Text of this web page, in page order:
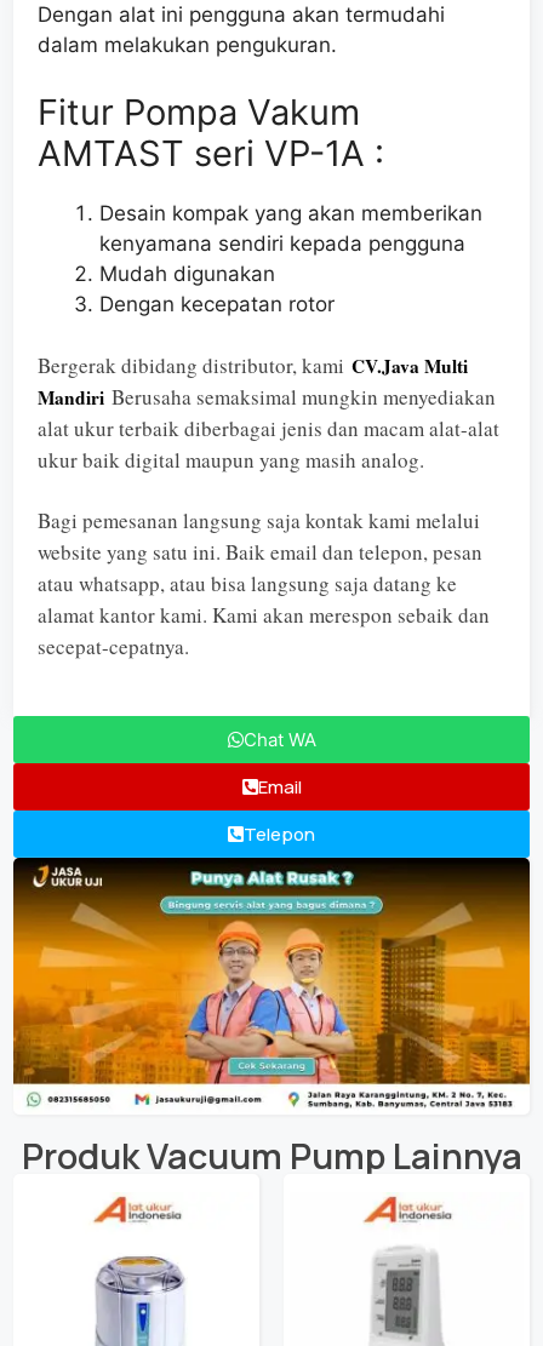
Dengan alat ini pengguna akan termudahi
dalam melakukan pengukuran.
Fitur Pompa Vakum
AMTAST seri VP-1A :
Desain kompak yang akan memberikan
kenyamana sendiri kepada pengguna
Mudah digunakan
Dengan kecepatan rotor
Bergerak dibidang distributor, kami CV.Java Multi
Mandiri Berusaha semaksimal mungkin menyediakan
alat ukur terbaik diberbagai jenis dan macam alat-alat
ukur baik digital maupun yang masih analog.
Bagi pemesanan langsung saja kontak kami melalui
website yang satu ini. Baik email dan telepon, pesan
atau whatsapp, atau bisa langsung saja datang ke
alamat kantor kami. Kami akan merespon sebaik dan
secepat-cepatnya.
Chat WA
Email
Telepon
ProdukVacuum PumpLainnya